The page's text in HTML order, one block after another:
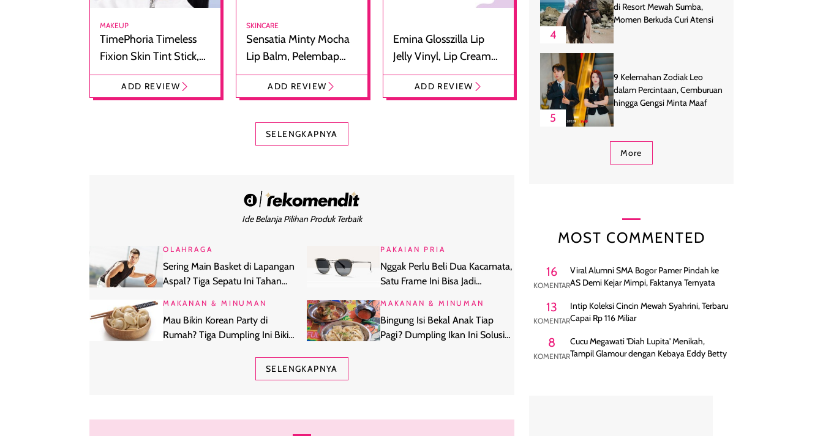
MAKEUP
TimePhoria Timeless
Fixion Skin Tint Stick,
Foundation dan
Concealer 2-in-1
ADD REVIEW
SKINCARE
Sensatia Minty Mocha
Lip Balm, Pelembap
Bibir dengan Aroma
CokelatADD REVIEW
Emina Glosszilla Lip
Jelly Vinyl, Lip Cream
Glossy Ringan dengan
Efek Bibir Plumpy
ADD REVIEW
SELENGKAPNYA
Ide Belanja Pilihan Produk Terbaik
OLAHRAGA
Sering Main Basket di Lapangan
Aspal? Tiga Sepatu Ini Tahan
PAKAIAN PRIA
Nggak Perlu Beli Dua Kacamata,
Satu Frame Ini Bisa Jadi
MAKANAN & MINUMAN
Mau Bikin Korean Party di
Rumah? Tiga Dumpling Ini Bikin
MAKANAN & MINUMAN
Bingung Isi Bekal Anak Tiap
Pagi? Dumpling Ikan Ini Solusi
SELENGKAPNYA
4
di Resort Mewah Sumba,
Momen Berkuda Curi Atensi
5
9 Kelemahan Zodiak Leo
dalam Percintaan, Cemburuan
hingga Gengsi Minta Maaf
More
MOST COMMENTED
16
KOMENTAR
Viral Alumni SMA Bogor Pamer Pindah ke
AS Demi Kejar Mimpi, Faktanya Ternyata
13
KOMENTAR
Intip Koleksi Cincin Mewah Syahrini, Terbaru
Capai Rp 116 Miliar
8
KOMENTAR
Cucu Megawati 'Diah Lupita' Menikah,
Tampil Glamour dengan Kebaya Eddy Betty